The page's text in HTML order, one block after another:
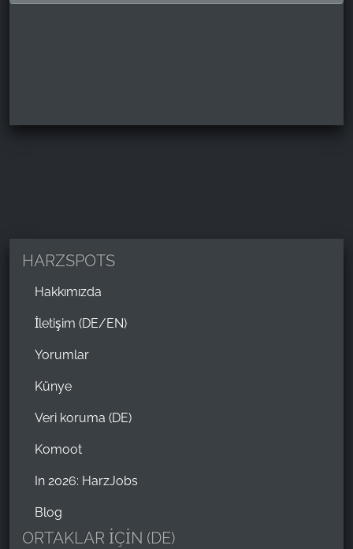
HARZSPOTS
Hakkımızda
İletişim (DE/EN)
Yorumlar
Künye
Veri koruma (DE)
Komoot
In 2026: HarzJobs
Blog
ORTAKLAR İÇİN (DE)